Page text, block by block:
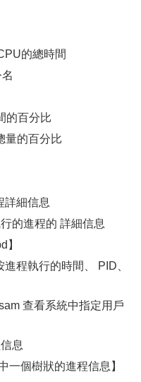
的總時間
的百分比
量的百分比
詳細信息
的進程的 詳細信息
】
程執行的時間、 PID、
查看系統中指定用戶
息
一個樹狀的進程信息】